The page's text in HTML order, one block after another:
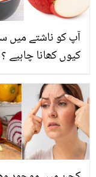
آپ کو ناشتے میں
رکھنے میں مددگار